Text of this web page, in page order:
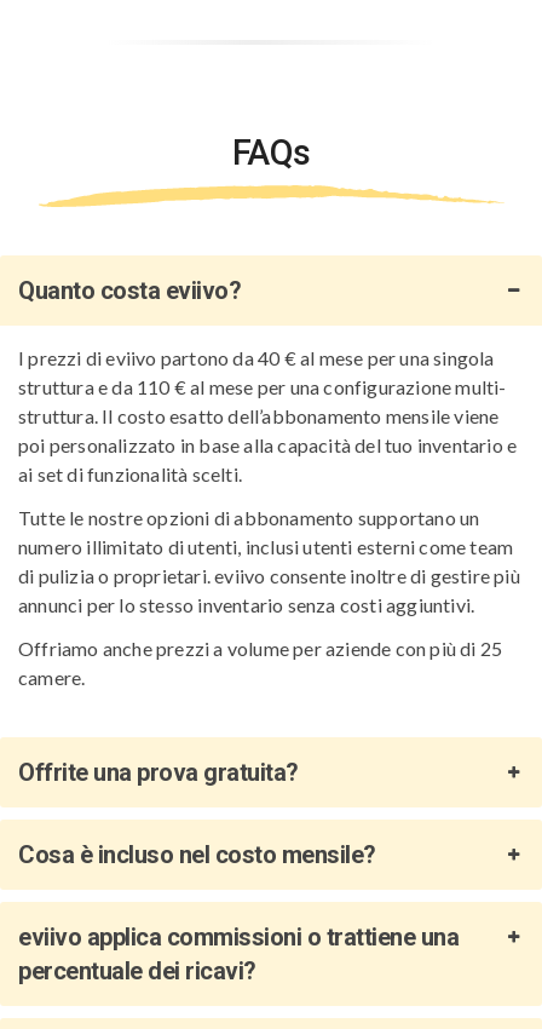
FAQs
Quanto costa eviivo?
I prezzi di eviivo partono da 40 € al mese per una singola
struttura e da 110 € al mese per una configurazione multi-
struttura. Il costo esatto dell’abbonamento mensile viene
poi personalizzato in base alla capacità del tuo inventario e
ai set di funzionalità scelti.
Tutte le nostre opzioni di abbonamento supportano un
numero illimitato di utenti, inclusi utenti esterni come team
di pulizia o proprietari. eviivo consente inoltre di gestire più
annunci per lo stesso inventario senza costi aggiuntivi.
Offriamo anche prezzi a volume per aziende con più di 25
camere.
Offrite una prova gratuita?
Cosa è incluso nel costo mensile?
eviivo applica commissioni o trattiene una
percentuale dei ricavi?